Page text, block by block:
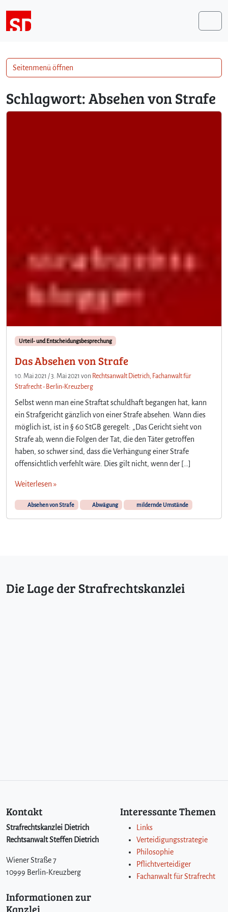
Schlagwort:Absehen von Strafe
Urteil- und Entscheidungsbesprechung
Das Absehen von Strafe
10. Mai 2021 /3. Mai 2021 von Rechtsanwalt Dietrich, Fachanwalt für
Strafrecht - Berlin-Kreuzberg
Selbst wenn man eine Straftat schuldhaft begangen hat, kann
ein Strafgericht gänzlich von einer Strafe absehen. Wann dies
möglich ist, ist in § 60 StGB geregelt: „Das Gericht sieht von
Strafe ab, wenn die Folgen der Tat, die den Täter getroffen
haben, so schwer sind, dass die Verhängung einer Strafe
offensichtlich verfehlt wäre. Dies gilt nicht, wenn der […]
Weiterlesen »
Absehen von Strafe Abwägung mildernde Umstände
Seitenmenü öffnen
Die Lage der Strafrechtskanzlei
Kontakt
Strafrechtskanzlei Dietrich
Rechtsanwalt Steffen Dietrich
Wiener Straße 7
10999 Berlin-Kreuzberg
Interessante Themen
Links
Verteidigungsstrategie
Philosophie
Pflichtverteidiger
Fachanwalt für Strafrecht
Informationen zur
Kanzlei